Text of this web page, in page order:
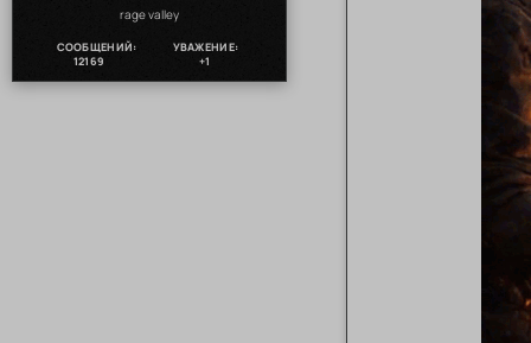
rage valley
СООБЩЕНИЙ:
12169
УВАЖЕНИЕ:
+1